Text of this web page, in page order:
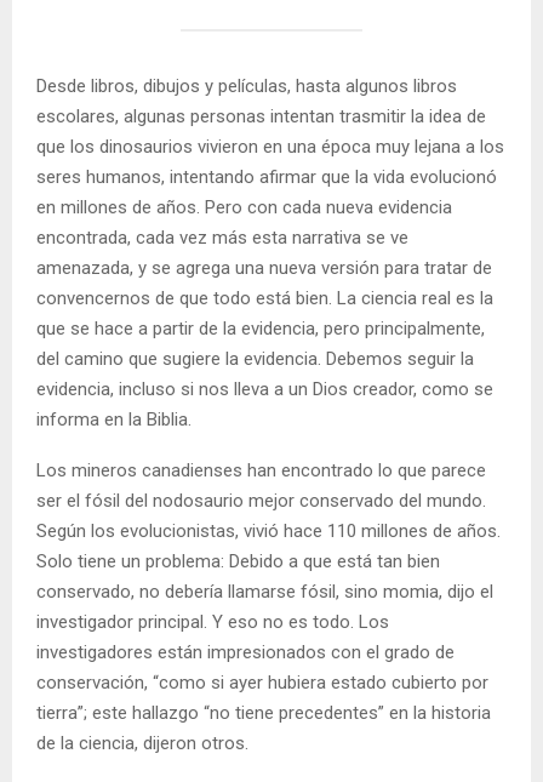
Desde libros, dibujos y películas, hasta algunos libros
escolares, algunas personas intentan trasmitir la idea de
que los dinosaurios vivieron en una época muy lejana a los
seres humanos, intentando afirmar que la vida evolucionó
en millones de años. Pero con cada nueva evidencia
encontrada, cada vez más esta narrativa se ve
amenazada, y se agrega una nueva versión para tratar de
convencernos de que todo está bien. La ciencia real es la
que se hace a partir de la evidencia, pero principalmente,
del camino que sugiere la evidencia. Debemos seguir la
evidencia, incluso si nos lleva a un Dios creador, como se
informa en la Biblia.
Los mineros canadienses han encontrado lo que parece
ser el fósil del nodosaurio mejor conservado del mundo.
Según los evolucionistas, vivió hace 110 millones de años.
Solo tiene un problema: Debido a que está tan bien
conservado, no debería llamarse fósil, sino momia, dijo el
investigador principal. Y eso no es todo. Los
investigadores están impresionados con el grado de
conservación, “como si ayer hubiera estado cubierto por
tierra”; este hallazgo “no tiene precedentes” en la historia
de la ciencia, dijeron otros.